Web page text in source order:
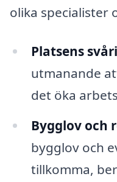
olika specialister
Platsens
utmanande
det öka
Bygglov och
bygglov och
tillkomma,